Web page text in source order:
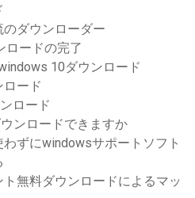
ダウンローダー
ロードの完了
10ダウンロード
ード
ロード
ンロードできますか
ずにwindowsサポートソフト
無料ダウンロードによるマッ